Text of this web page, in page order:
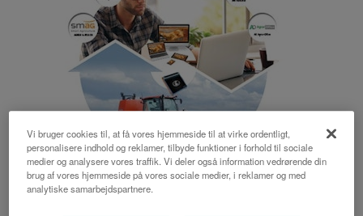
FMIS Compatibilities
Vi bruger cookies til, at få vores hjemmeside til at virke ordentligt,
personalisere indhold og reklamer, tilbyde funktioner i forhold til sociale
medier og analysere vores traffik. Vi deler også information vedrørende din
brug af vores hjemmeside på vores sociale medier, i reklamer og med
analytiske samarbejdspartnere.